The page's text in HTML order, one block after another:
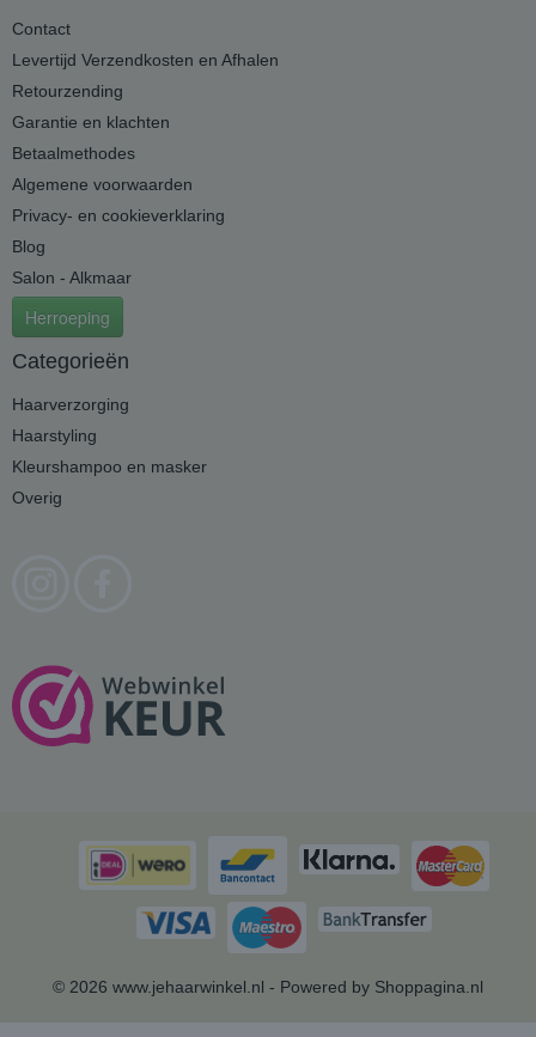
Contact
Levertijd Verzendkosten en Afhalen
Retourzending
Garantie en klachten
Betaalmethodes
Algemene voorwaarden
Privacy- en cookieverklaring
Blog
Salon - Alkmaar
Herroeping
Categorieën
Haarverzorging
Haarstyling
Kleurshampoo en masker
Overig
© 2026 www.jehaarwinkel.nl - Powered by Shoppagina.nl